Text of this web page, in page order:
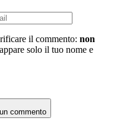
il commento: non
solo il tuo nome e
un commento